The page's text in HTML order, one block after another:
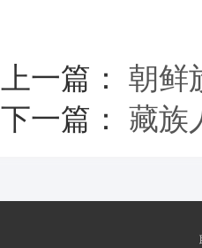
上一篇： 朝鲜
下一篇： 藏族